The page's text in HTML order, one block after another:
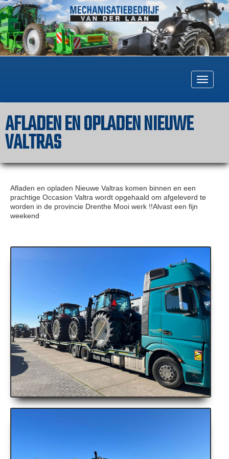
AFLADEN EN OPLADEN NIEUWE
VALTRAS
Afladen en opladen Nieuwe Valtras komen binnen en een
prachtige Occasion Valtra wordt opgehaald om afgeleverd te
worden in de provincie Drenthe Mooi werk !!Alvast een fijn
weekend